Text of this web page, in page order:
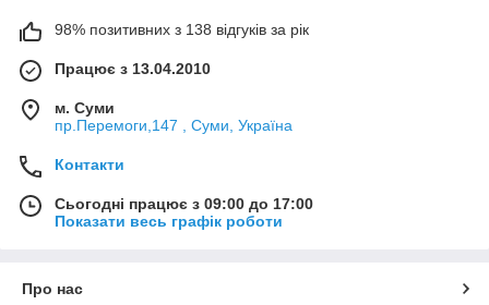
98% позитивних з 138 відгуків за рік
Працює з 13.04.2010
м. Суми
пр.Перемоги,147 , Суми, Україна
Контакти
Сьогодні працює з 09:00 до 17:00
Показати весь графік роботи
Про нас